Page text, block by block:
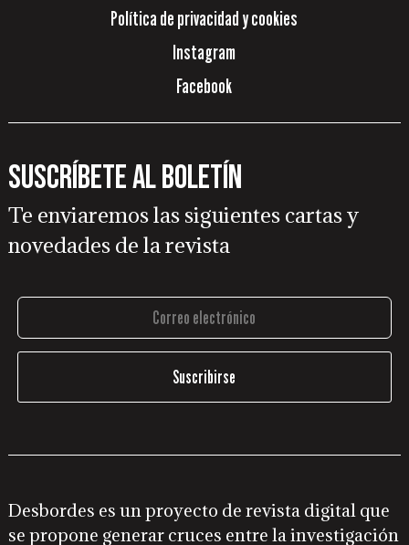
Política de privacidad y cookies
Instagram
Facebook
Suscríbete al boletín
Te enviaremos las siguientes cartas y
novedades de la revista
Desbordes es un proyecto de revista digital que
se propone generar cruces entre la investigación